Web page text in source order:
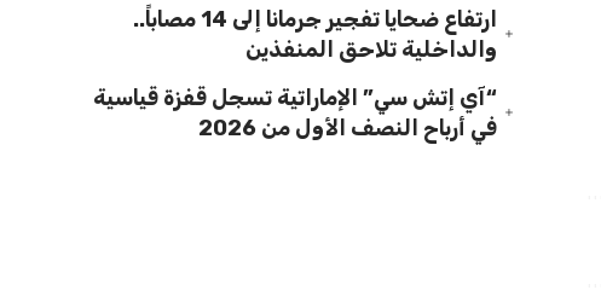
ارتفاع ضحايا تفجير جرمانا إلى 14 مصاباً..
والداخلية تلاحق المنفذين
“آي إتش سي” الإماراتية تسجل قفزة قياسية
في أرباح النصف الأول من 2026